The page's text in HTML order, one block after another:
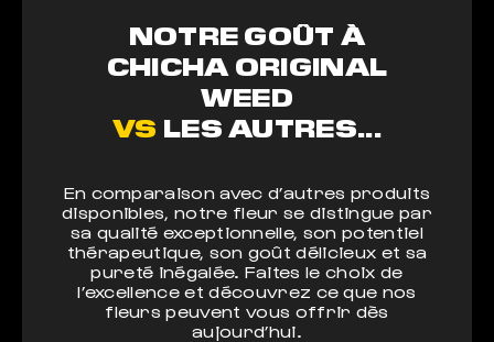
NOTRE GOÛT À
CHICHA ORIGINAL
WEED
VS LES AUTRES...
En comparaison avec d’autres produits
disponibles, notre fleur se distingue par
sa qualité exceptionnelle, son potentiel
thérapeutique, son goût délicieux et sa
pureté inégalée. Faites le choix de
l’excellence et découvrez ce que nos
fleurs peuvent vous offrir dès
aujourd’hui.